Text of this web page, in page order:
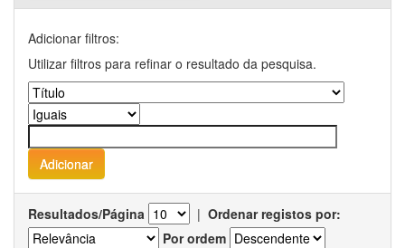
Adicionar filtros:
Utilizar filtros para refinar o resultado da pesquisa.
Resultados/Página | Ordenar registos por:
Por ordem